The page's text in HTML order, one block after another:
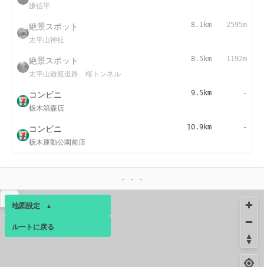
謙信平
絶景スポット
太平山神社
8.1km 2595m
絶景スポット
太平山遊覧道路 桜トンネル
8.5km 1192m
コンビニ
栃木箱森店
9.5km -
コンビニ
栃木運動公園前店
10.9km -
地図設定 ▴
ベース ▴
ルートに戻る